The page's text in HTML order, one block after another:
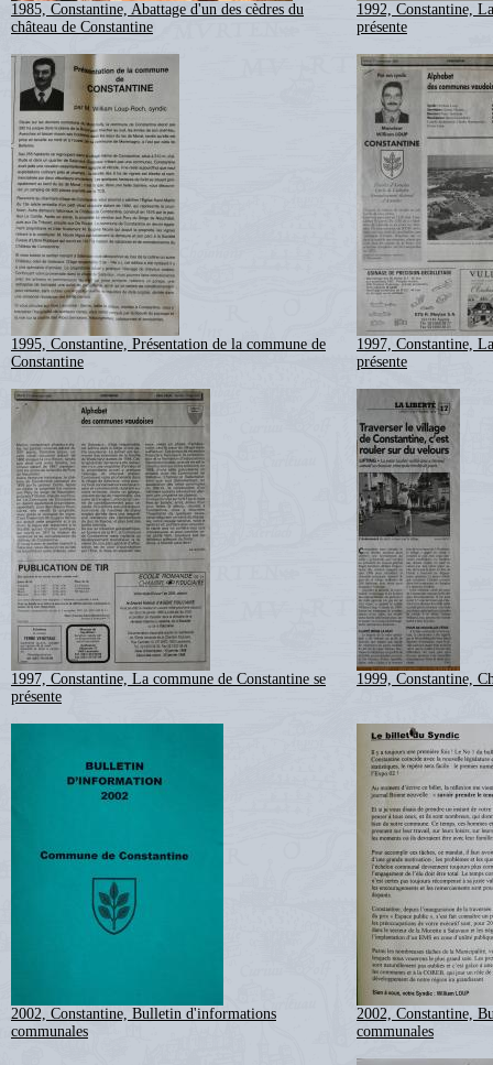
1985, Constantine, Abattage d'un des cèdres du
château de Constantine
1992, Constantine,
présente
1995, Constantine, Présentation de la commune de
Constantine
1997, Constantine,
présente
1997, Constantine, La commune de Constantine se
présente
1999, Constantine,
2002, Constantine, Bulletin d'informations
communales
2002, Constantine,
communales